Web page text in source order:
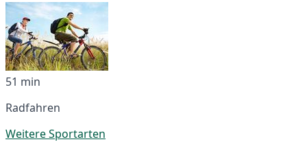
51 min
Radfahren
Weitere Sportarten